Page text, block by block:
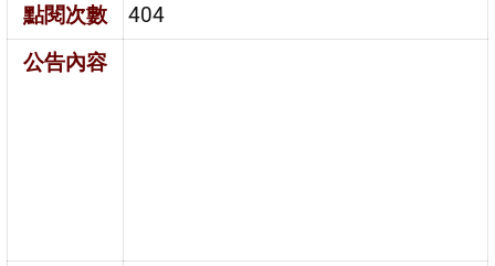
點閱次數
404
公告內容